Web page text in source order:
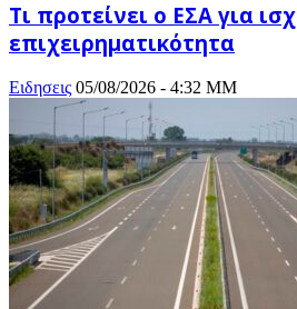
Τι προτείνει ο ΕΣΑ για
επιχειρηματικότητα
Ειδησεις 05/08/2026 - 4:32 ΜΜ